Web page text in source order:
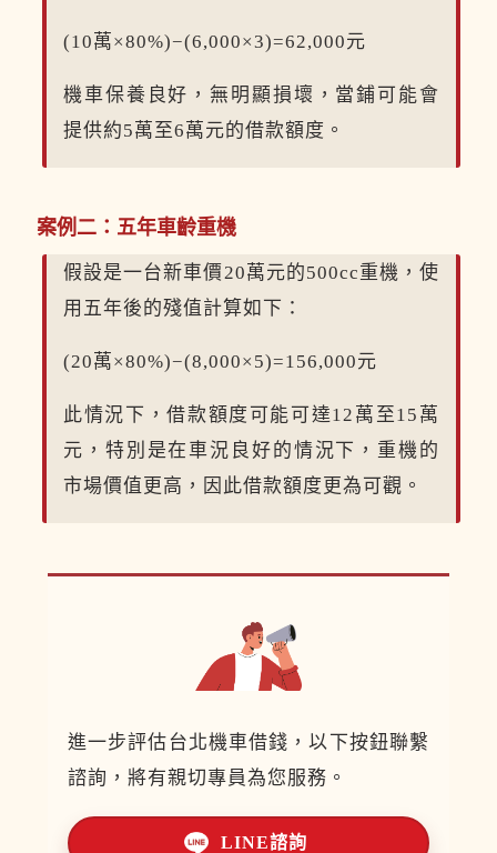
(10萬×80%)−(6,000×3)=62,000元
機車保養良好，無明顯損壞，當鋪可能會
提供約5萬至6萬元的借款額度。
案例二：五年車齡重機
假設是一台新車價20萬元的500cc重機，使
用五年後的殘值計算如下：
(20萬×80%)−(8,000×5)=156,000元
此情況下，借款額度可能可達12萬至15萬
元，特別是在車況良好的情況下，重機的
市場價值更高，因此借款額度更為可觀。
進一步評估台北機車借錢，以下按鈕聯繫
諮詢，將有親切專員為您服務。
LINE諮詢